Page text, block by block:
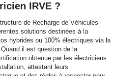
IRVE ?
de Recharge de Véhicules
solutions destinées à la
hybrides ou 100% électriques via la
il est question de la
obtenue par les électriciens
attestant leurs